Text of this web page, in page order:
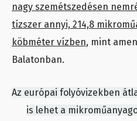
nagy szemétszedésen
tízszer annyi, 214,8
köbméter vízben, mint
Balatonban.
Az európai folyóvizekben
is lehet a